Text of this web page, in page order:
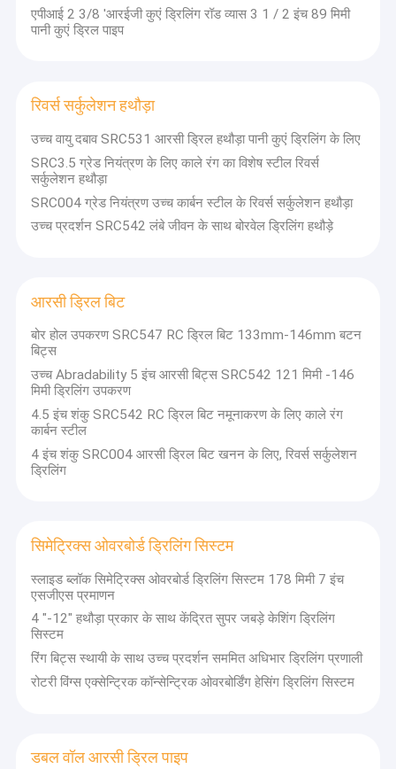
एपीआई 2 3/8 'आरईजी कुएं ड्रिलिंग रॉड व्यास 3 1 / 2 इंच 89 मिमी
पानी कुएं ड्रिल पाइप
रिवर्स सर्कुलेशन हथौड़ा
उच्च वायु दबाव SRC531 आरसी ड्रिल हथौड़ा पानी कुएं ड्रिलिंग के लिए
SRC3.5 ग्रेड नियंत्रण के लिए काले रंग का विशेष स्टील रिवर्स
सर्कुलेशन हथौड़ा
SRC004 ग्रेड नियंत्रण उच्च कार्बन स्टील के रिवर्स सर्कुलेशन हथौड़ा
उच्च प्रदर्शन SRC542 लंबे जीवन के साथ बोरवेल ड्रिलिंग हथौड़े
आरसी ड्रिल बिट
बोर होल उपकरण SRC547 RC ड्रिल बिट 133mm-146mm बटन
बिट्स
उच्च Abradability 5 इंच आरसी बिट्स SRC542 121 मिमी -146
मिमी ड्रिलिंग उपकरण
4.5 इंच शंकु SRC542 RC ड्रिल बिट नमूनाकरण के लिए काले रंग
कार्बन स्टील
4 इंच शंकु SRC004 आरसी ड्रिल बिट खनन के लिए, रिवर्स सर्कुलेशन
ड्रिलिंग
सिमेट्रिक्स ओवरबोर्ड ड्रिलिंग सिस्टम
स्लाइड ब्लॉक सिमेट्रिक्स ओवरबोर्ड ड्रिलिंग सिस्टम 178 मिमी 7 इंच
एसजीएस प्रमाणन
4 "-12" हथौड़ा प्रकार के साथ केंद्रित सुपर जबड़े केशिंग ड्रिलिंग
सिस्टम
रिंग बिट्स स्थायी के साथ उच्च प्रदर्शन सममित अधिभार ड्रिलिंग प्रणाली
रोटरी विंग्स एक्सेन्ट्रिक कॉन्सेन्ट्रिक ओवरबोर्डिंग हेसिंग ड्रिलिंग सिस्टम
डबल वॉल आरसी ड्रिल पाइप